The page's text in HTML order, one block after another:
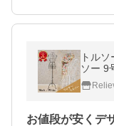
トル
ソー 9
アン
ッショ